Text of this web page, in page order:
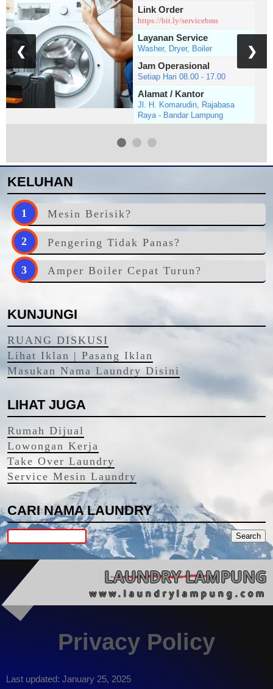
Link Order
https://bit.ly/servicebms
Layanan Service
Washer, Dryer, Boiler
Jam Operasional
Setiap Hari 08.00 - 17.00
Alamat / Kantor
Jl. H. Komarudin, Rajabasa
Raya - Bandar Lampung
❮ ❯
KELUHAN
Mesin Berisik?
Pengering Tidak Panas?
Amper Boiler Cepat Turun?
KUNJUNGI
RUANG DISKUSI
Lihat Iklan | Pasang Iklan
Masukan Nama Laundry Disini
LIHAT JUGA
Rumah Dijual
Lowongan Kerja
Take Over Laundry
Service Mesin Laundry
CARI NAMA LAUNDRY
LAUNDRY LAMPUNG
www.laundrylampung.com
Privacy Policy
Last updated: January 25, 2025